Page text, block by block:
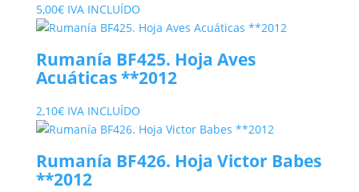
5,00€ IVA INCLUÍDO
Rumanía BF425. Hoja Aves
Acuáticas **2012
2,10€ IVA INCLUÍDO
Rumanía BF426. Hoja Victor Babes
**2012